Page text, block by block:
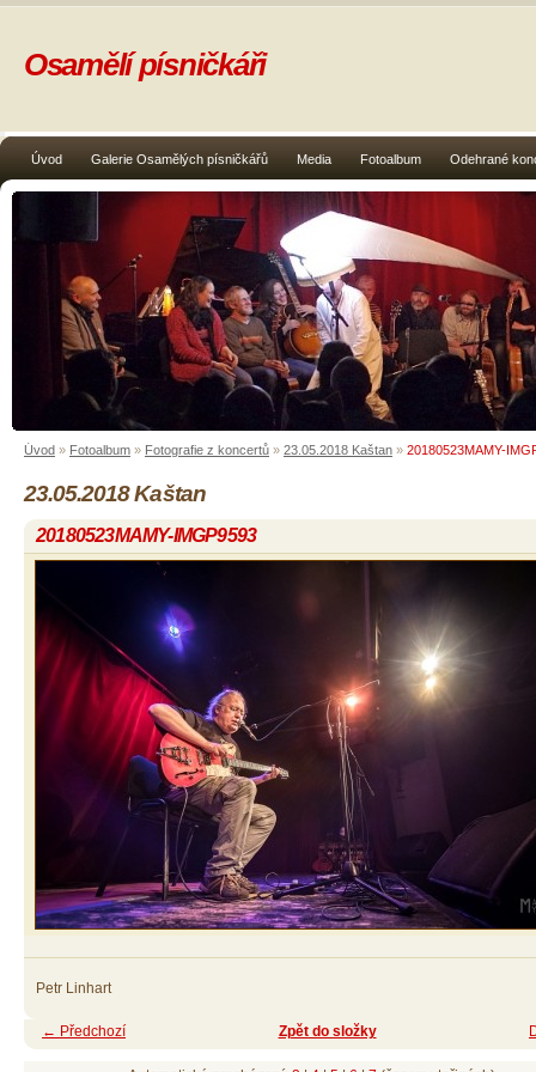
Úvod Galerie Osamělých písničkářů Media Fotoalbum Odehrané
Osamělí písničkáři
Úvod » Fotoalbum » Fotografie z koncertů » 23.05.2018 Kaštan » 20180523MAMY-
23.05.2018 Kaštan
20180523MAMY-IMGP9593
Petr Linhart
← Předchozí Zpět do složky